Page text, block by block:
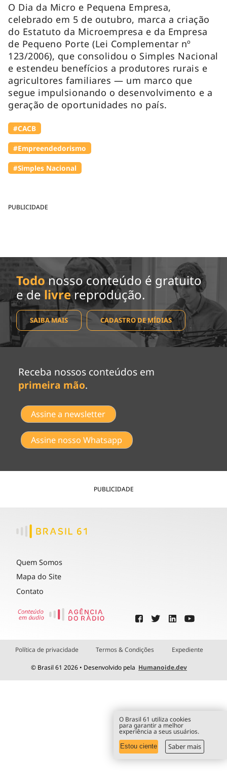
PUBLICIDADE
O Dia da Micro e Pequena Empresa,
celebrado em 5 de outubro, marca a criação
do Estatuto da Microempresa e da Empresa
de Pequeno Porte (Lei Complementar nº
123/2006), que consolidou o Simples Nacional
e estendeu benefícios a produtores rurais e
agricultores familiares — um marco que
segue impulsionando o desenvolvimento e a
geração de oportunidades no país.
#⁠CACB
#Empreendedorismo
#Simples Nacional
Todo nosso conteúdo é gratuito
e de livrereprodução.
SAIBA MAIS CADASTRO DE MÍDIAS
Receba nossos conteúdos em
primeira mão.
Assine a newsletter
Assine nosso Whatsapp
PUBLICIDADE
Quem Somos
Mapa do Site
Contato
Política de privacidade Termos & Condições Expediente
© Brasil 61 2026 • Desenvolvido pela Humanoide.dev
O Brasil 61 utiliza cookies
para garantir a melhor
experiência a seus usuários.
Estou ciente Saber mais